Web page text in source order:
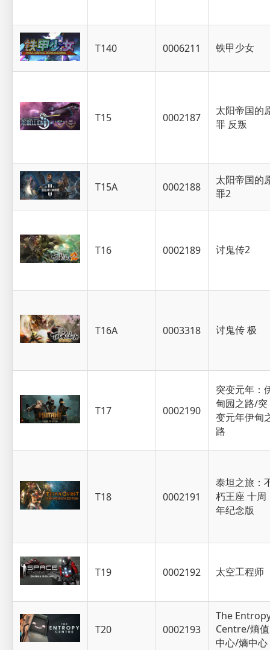
T140 0006211 铁甲少女
T15 0002187
太阳帝国的
罪 反叛
T15A 0002188
太阳帝国的
罪2
T16 0002189 讨鬼传2
T16A 0003318 讨鬼传 极
T17 0002190
突变元年：
甸园之路/突
变元年伊甸
路
T18 0002191
泰坦之旅：
朽王座 十周
年纪念版
T19 0002192 太空工程师
T20 0002193
The
Centre/熵值
中心/熵中心